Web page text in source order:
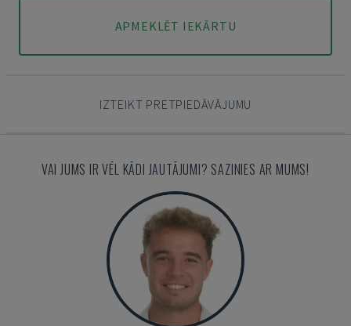
APMEKLĒT IEKĀRTU
IZTEIKT PRETPIEDĀVĀJUMU
VAI JUMS IR VĒL KĀDI JAUTĀJUMI? SAZINIES AR MUMS!